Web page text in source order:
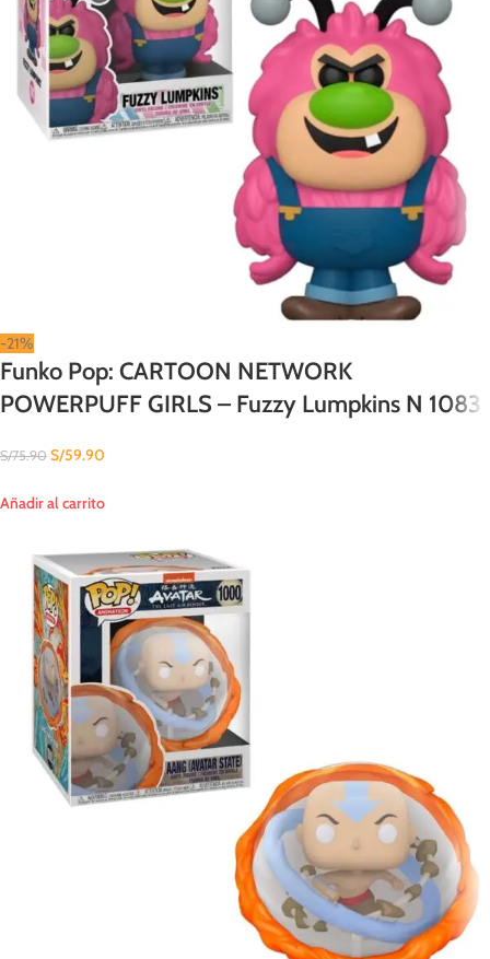
-21%
Funko Pop: CARTOON NETWORK
POWERPUFF GIRLS – Fuzzy Lumpkins N 1083
S/75.90 S/59.90
Añadir al carrito